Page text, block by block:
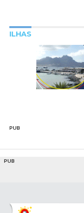
ILHAS
PUB
PUB